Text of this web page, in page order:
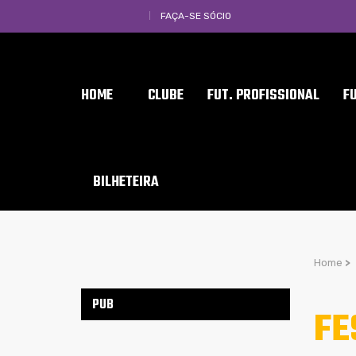
FAÇA-SE SÓCIO
HOME CLUBE FUT. PROFISSIONAL
BILHETEIRA
Home >
PUB